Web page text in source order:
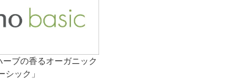
ブの香るオーガニック
シック」